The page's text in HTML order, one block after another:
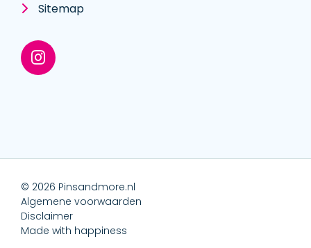
Sitemap
© 2026 Pinsandmore.nl
Algemene voorwaarden
Disclaimer
Made with happiness